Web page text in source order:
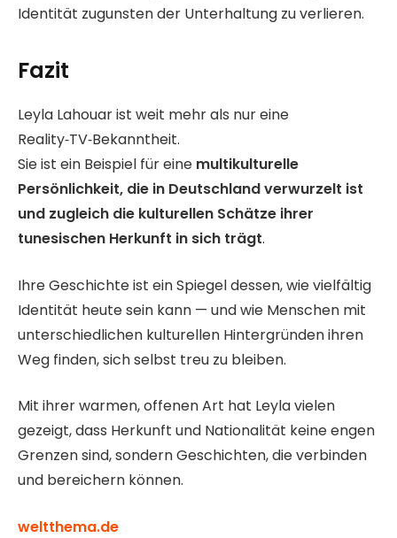
Identität zugunsten der Unterhaltung zu verlieren.
Fazit
Leyla Lahouar ist weit mehr als nur eine
Reality‑TV‑Bekanntheit.
Sie ist ein Beispiel für eine multikulturelle
Persönlichkeit, die in Deutschland verwurzelt ist
und zugleich die kulturellen Schätze ihrer
tunesischen Herkunft in sich trägt.
Ihre Geschichte ist ein Spiegel dessen, wie vielfältig
Identität heute sein kann — und wie Menschen mit
unterschiedlichen kulturellen Hintergründen ihren
Weg finden, sich selbst treu zu bleiben.
Mit ihrer warmen, offenen Art hat Leyla vielen
gezeigt, dass Herkunft und Nationalität keine engen
Grenzen sind, sondern Geschichten, die verbinden
und bereichern können.
weltthema.de